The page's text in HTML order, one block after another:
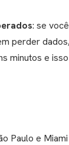
: se
perder
minutos e
Paulo e